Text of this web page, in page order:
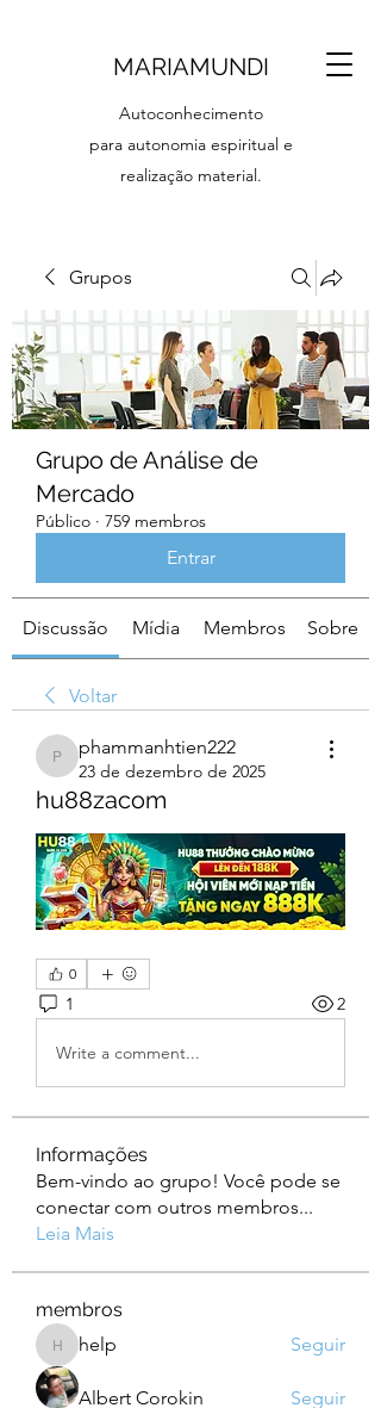
MARIAMUNDI
Autoconhecimento
para autonomia espiritual e
realização material.
Grupos
Grupo de Análise de
Mercado
Público · 759 membros
Entrar
Discussão Mídia Membros Sobre
Voltar
phammanhtien222
phammanhtien222
23 de dezembro de 2025
hu88zacom
0
1 2
Write a comment...
Informações
Bem-vindo ao grupo! Você pode se
conectar com outros membros...
Leia Mais
membros
helphelp Seguir
Albert Corokin Seguir